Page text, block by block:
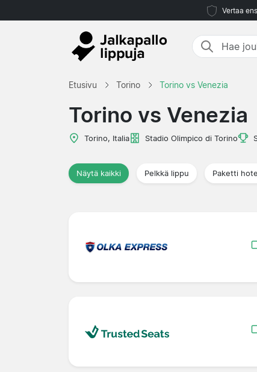
Vertaa
Etusivu Torino Torino vs Venezia
Torino vs Venezia
Torino, Italia Stadio Olimpico di Torino
Näytä kaikki Pelkkä lippu Paketti